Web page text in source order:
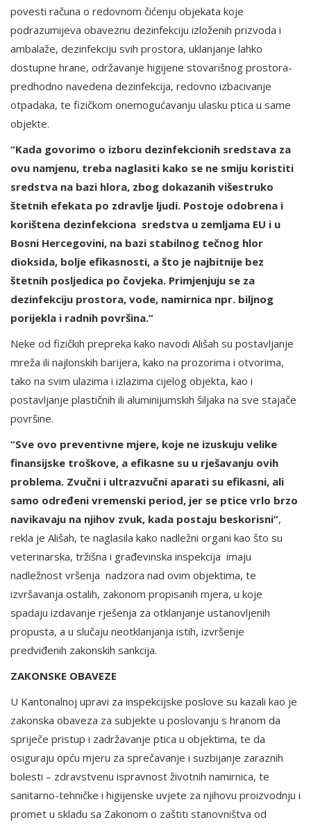
povesti računa o redovnom čićenju objekata koje
podrazumijeva obaveznu dezinfekciju izloženih prizvoda i
ambalaže, dezinfekciju svih prostora, uklanjanje lahko
dostupne hrane, održavanje higijene stovarišnog prostora-
predhodno navedena dezinfekcija, redovno izbacivanje
otpadaka, te fizičkom onemogućavanju ulasku ptica u same
objekte.
“Kada govorimo o izboru dezinfekcionih sredstava za
ovu namjenu, treba naglasiti kako se ne smiju koristiti
sredstva na bazi hlora, zbog dokazanih višestruko
štetnih efekata po zdravlje ljudi. Postoje odobrena i
korištena dezinfekciona sredstva u zemljama EU i u
Bosni Hercegovini, na bazi stabilnog tečnog hlor
dioksida, bolje efikasnosti, a što je najbitnije bez
štetnih posljedica po čovjeka. Primjenjuju se za
dezinfekciju prostora, vode, namirnica npr. biljnog
porijekla i radnih površina.”
Neke od fizičkih prepreka kako navodi Ališah su postavljanje
mreža ili najlonskih barijera, kako na prozorima i otvorima,
tako na svim ulazima i izlazima cijelog objekta, kao i
postavljanje plastičnih ili aluminijumskih šiljaka na sve stajače
površine.
“Sve ovo preventivne mjere, koje ne izuskuju velike
finansijske troškove, a efikasne su u rješavanju ovih
problema. Zvučni i ultrazvučni aparati su efikasni, ali
samo određeni vremenski period, jer se ptice vrlo brzo
navikavaju na njihov zvuk, kada postaju beskorisni”,
rekla je Ališah, te naglasila kako nadležni organi kao što su
veterinarska, tržišna i građevinska inspekcija imaju
nadležnost vršenja nadzora nad ovim objektima, te
izvršavanja ostalih, zakonom propisanih mjera, u koje
spadaju izdavanje rješenja za otklanjanje ustanovljenih
propusta, a u slučaju neotklanjanja istih, izvršenje
predviđenih zakonskih sankcija.
ZAKONSKE OBAVEZE
U Kantonalnoj upravi za inspekcijske poslove su kazali kao je
zakonska obaveza za subjekte u poslovanju s hranom da
spriječe pristup i zadržavanje ptica u objektima, te da
osiguraju opću mjeru za sprečavanje i suzbijanje zaraznih
bolesti – zdravstvenu ispravnost životnih namirnica, te
sanitarno-tehničke i higijenske uvjete za njihovu proizvodnju i
promet u skladu sa Zakonom o zaštiti stanovništva od